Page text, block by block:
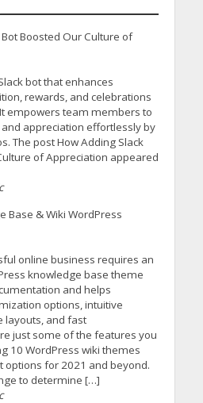
Boosted Our Culture of
bot that enhances
rewards, and celebrations
empowers team members to
appreciation effortlessly by
The post How Adding Slack
of Appreciation appeared
Base & Wiki WordPress
online business requires an
knowledge base theme
and helps
options, intuitive
layouts, and fast
just some of the features you
10 WordPress wiki themes
options for 2021 and beyond.
to determine […]